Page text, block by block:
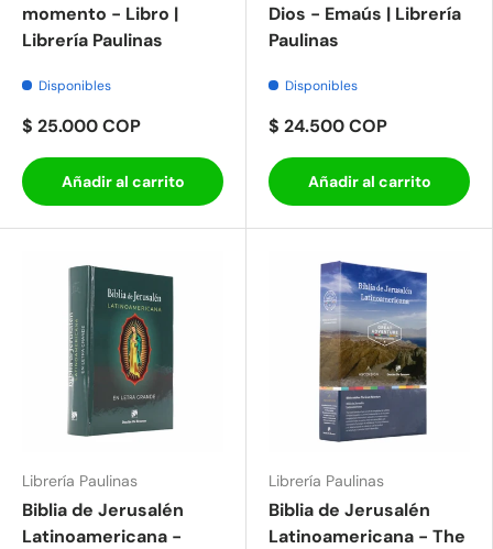
momento - Libro |
Librería Paulinas
Disponibles
$ 25.000 COP
Añadir al carrito
Dios - Emaús | Librería
Paulinas
Disponibles
$ 24.500 COP
Añadir al carrito
Librería Paulinas
Biblia de Jerusalén
Latinoamericana -
Librería Paulinas
Biblia de Jerusalén
Latinoamericana - The